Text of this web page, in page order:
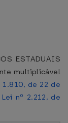
ESTADUAIS
multiplicável
1.810, de 22 de
Lei nº 2.212, de